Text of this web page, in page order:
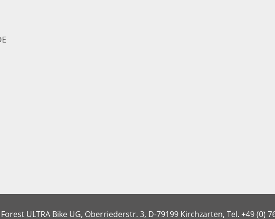
ULTRA Bike UG, Oberriederstr. 3, D-79199 Kirchzarten, Tel. +49 (0)